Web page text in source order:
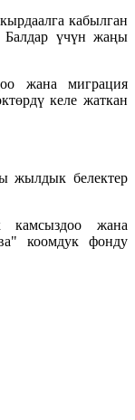
кабылган
Балдар үчүн жаңы
жана миграция
келе жаткан
жылдык белектер
камсыздоо жана
коомдук фонду